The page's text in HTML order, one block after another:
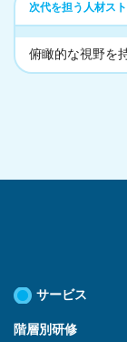
次代を担う人材ス
俯瞰的な視野を
サービス
階層別研修